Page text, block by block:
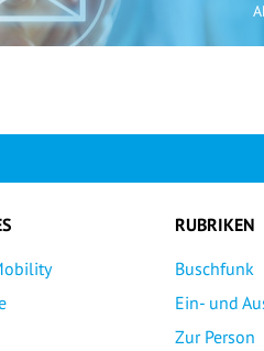
RUBRIKEN
Buschfunk
Ein- und
Zur Person